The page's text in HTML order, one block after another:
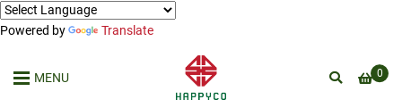
Powered by Translate
0
MENU